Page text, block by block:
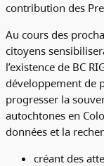
contribution des
Au cours des
citoyens
l’existence de BC
développement de
progresser la
autochtones en
données et la
créant des